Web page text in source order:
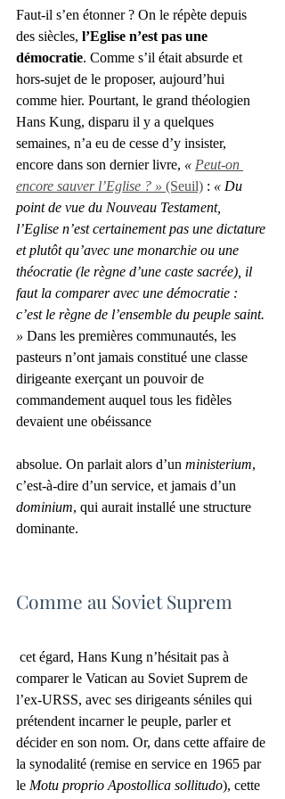
Faut-il s’en étonner ? On le répète depuis
des siècles, l’Eglise n’est pas une
démocratie. Comme s’il était absurde et
hors-sujet de le proposer, aujourd’hui
comme hier. Pourtant, le grand théologien
Hans Kung, disparu il y a quelques
semaines, n’a eu de cesse d’y insister,
encore dans son dernier livre, « Peut-on
encore sauver l’Eglise ? » (Seuil) : « Du
point de vue du Nouveau Testament,
l’Eglise n’est certainement pas une dictature
et plutôt qu’avec une monarchie ou une
théocratie (le règne d’une caste sacrée), il
faut la comparer avec une démocratie :
c’est le règne de l’ensemble du peuple saint.
» Dans les premières communautés, les
pasteurs n’ont jamais constitué une classe
dirigeante exerçant un pouvoir de
commandement auquel tous les fidèles
devaient une obéissance
absolue. On parlait alors d’un ministerium,
c’est-à-dire d’un service, et jamais d’un
dominium, qui aurait installé une structure
dominante.
Comme au Soviet Suprem
comparer le Vatican au Soviet Suprem de
l’ex-URSS, avec ses dirigeants séniles qui
prétendent incarner le peuple, parler et
décider en son nom. Or, dans cette affaire de
la synodalité (remise en service en 1965 par
le Motu proprio Apostollica sollitudo), cette